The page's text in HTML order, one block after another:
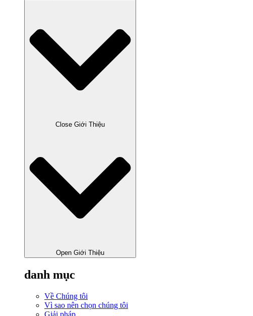
Close Giới Thiệu
Open Giới Thiệu
danh mục
Về Chúng tôi
Vì sao nên chọn chúng tôi
Giải pháp